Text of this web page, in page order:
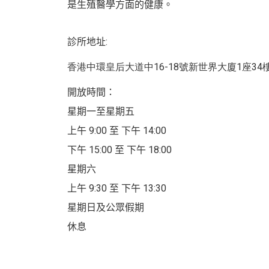
是生殖醫學方面的健康。
診所地址:
香港中環皇后大道中16-18號新世界大廈1座34
開放時間：
星期一至星期五
上午 9:00 至 下午 14:00
下午 15:00 至 下午 18:00
星期六
上午 9:30 至 下午 13:30
星期日及公眾假期
休息